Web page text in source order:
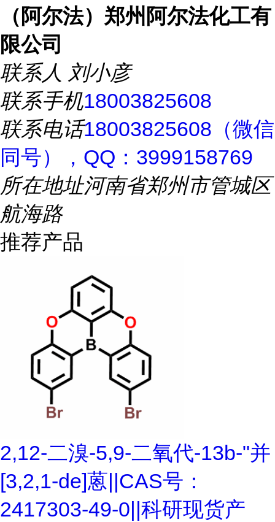
（阿尔法）郑州阿尔法化工有
限公司
联系人 刘小彦
联系手机18003825608
联系电话18003825608（微信
同号），QQ：3999158769
所在地址河南省郑州市管城区
航海路
推荐产品
2,12-二溴-5,9-二氧代-13b-"并
[3,2,1-de]蒽||CAS号：
2417303-49-0||科研现货产